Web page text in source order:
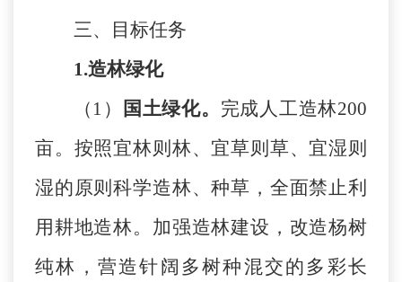
三、目标任务
1.造林绿化
（ 1） 国土绿化。 完成人工造林200
亩。按照宜林则林、宜草则草、宜湿则
湿的原则科学造林、种草，全面禁止利
用耕地造林。加强造林建设，改造杨树
纯林，营造针阔多树种混交的多彩长